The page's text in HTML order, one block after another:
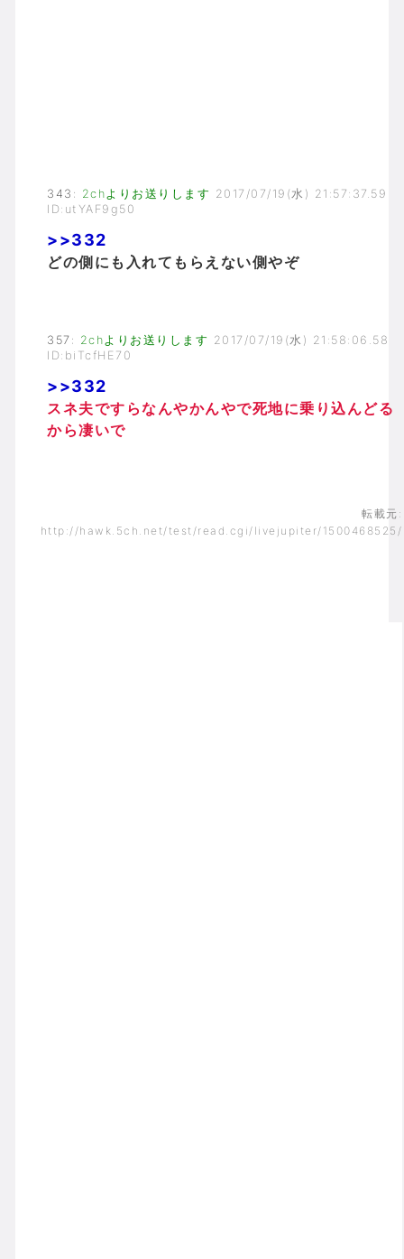
343 : 2chよりお送りします 2017/07/19(水) 21:57:37.59
ID:utYAF9g50
>>332
どの側にも入れてもらえない側やぞ
357 : 2chよりお送りします 2017/07/19(水) 21:58:06.58
ID:biTcfHE70
>>332
スネ夫ですらなんやかんやで死地に乗り込んどる
から凄いで
転載元:
http://hawk.5ch.net/test/read.cgi/livejupiter/1500468525/